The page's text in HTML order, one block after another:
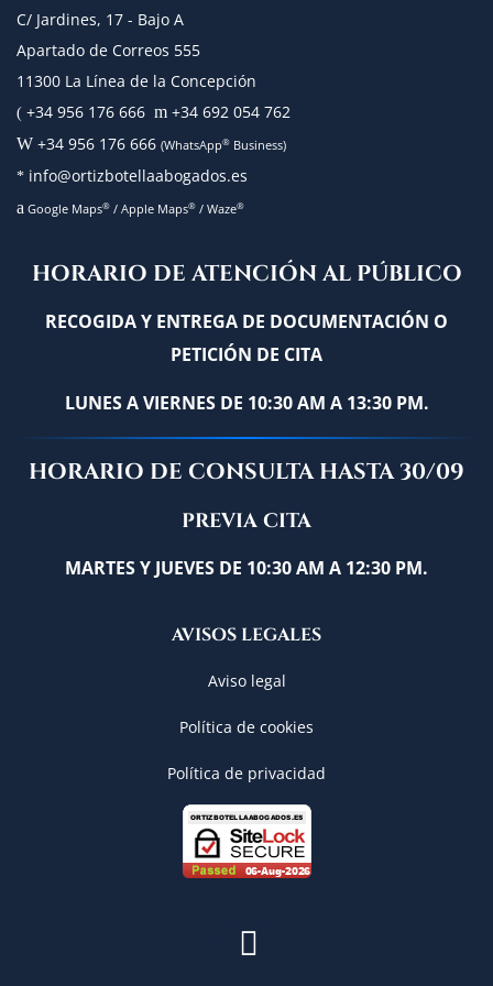
C/ Jardines, 17 - Bajo A
Apartado de Correos 555
11300 La Línea de la Concepción
( +34 956 176 666 m +34 692 054 762
W +34 956 176 666 (WhatsApp® Business)
* info@ortizbotellaabogados.es
a Google Maps® / Apple Maps® / Waze®
HORARIO DE ATENCIÓN AL PÚBLICO
RECOGIDA Y ENTREGA DE DOCUMENTACIÓN O
PETICIÓN DE CITA
LUNES A VIERNES DE 10:30 AM A 13:30 PM.
HORARIO DE CONSULTA HASTA 30/09
PREVIA CITA
MARTES Y JUEVES DE 10:30 AM A 12:30 PM.
AVISOS LEGALES
Aviso legal
Política de cookies
Política de privacidad